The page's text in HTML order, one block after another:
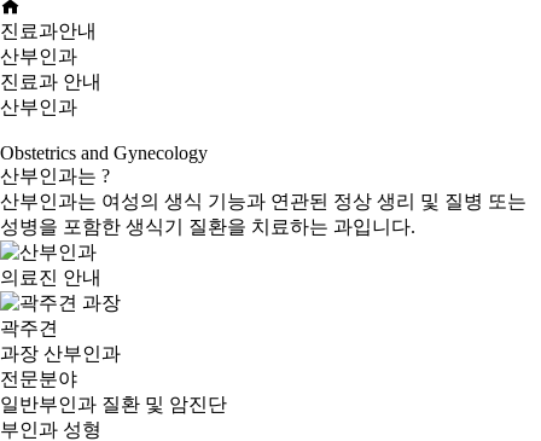
진료과안내
산부인과
진료과 안내
산부인과
Obstetrics and Gynecology
산부인과는 ?
산부인과는 여성의 생식 기능과 연관된 정상 생리 및 질병 또는
성병을 포함한 생식기 질환을 치료하는 과입니다.
의료진 안내
곽주견
과장 산부인과
전문분야
일반부인과 질환 및 암진단
부인과 성형